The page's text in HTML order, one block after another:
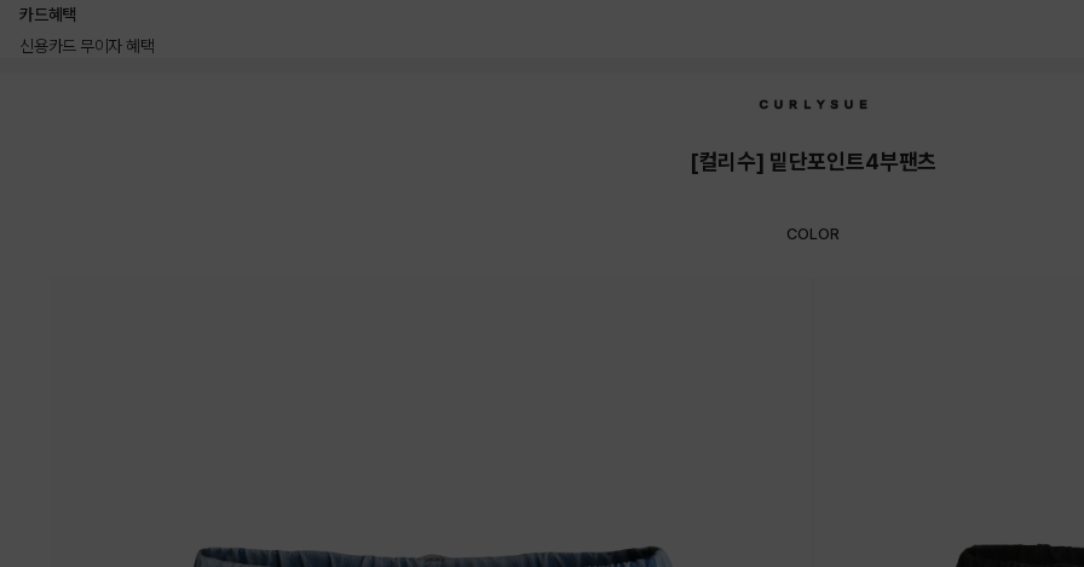
카드혜택
신용카드 무이자 혜택
[컬리수] 밑단포인트4부팬츠
COLOR